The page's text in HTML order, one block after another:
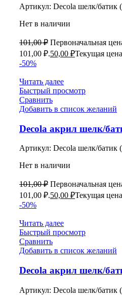
Артикул: Decola шелк/батик
Нет в наличии
101,00₽ Первоначальная
101,00 ₽.50,00 ₽Текущая
-50%
Читать далее
Быстрый просмотр
Сравнить
Добавить в список желаний
Decola акрил шелк/
Артикул: Decola шелк/батик
Нет в наличии
101,00₽ Первоначальная
101,00 ₽.50,00 ₽Текущая
-50%
Читать далее
Быстрый просмотр
Сравнить
Добавить в список желаний
Decola акрил шелк/
Артикул: Decola шелк/батик